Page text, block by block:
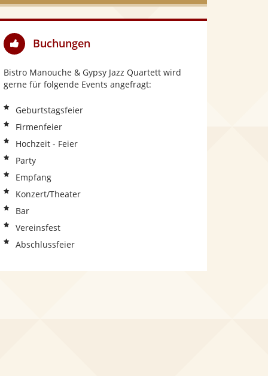
Buchungen
Bistro Manouche & Gypsy Jazz Quartett wird
gerne für folgende Events angefragt:
Geburtstagsfeier
Firmenfeier
Hochzeit - Feier
Party
Empfang
Konzert/Theater
Bar
Vereinsfest
Abschlussfeier